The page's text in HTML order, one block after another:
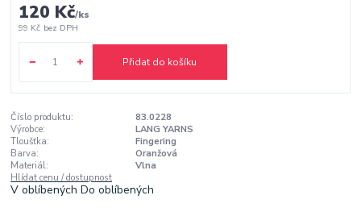
120 Kč/ks
99 Kč bez DPH
Přidat do košíku
Číslo produktu:
83.0228
Výrobce:
LANG YARNS
Tloušťka:
Fingering
Barva:
Oranžová
Materiál:
Vlna
Hlídat cenu / dostupnost
V oblíbenýchDo oblíbených